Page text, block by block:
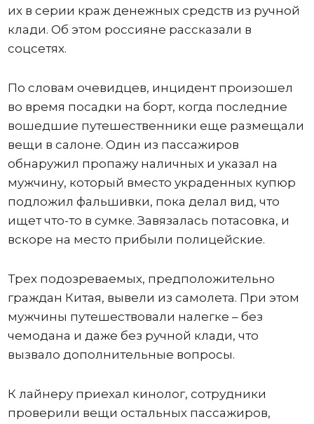
их в серии краж денежных средств из ручной
клади. Об этом россияне рассказали в
соцсетях.
По словам очевидцев, инцидент произошел
во время посадки на борт, когда последние
вошедшие путешественники еще размещали
вещи в салоне. Один из пассажиров
обнаружил пропажу наличных и указал на
мужчину, который вместо украденных купюр
подложил фальшивки, пока делал вид, что
ищет что-то в сумке. Завязалась потасовка, и
вскоре на место прибыли полицейские.
Трех подозреваемых, предположительно
граждан Китая, вывели из самолета. При этом
мужчины путешествовали налегке – без
чемодана и даже без ручной клади, что
вызвало дополнительные вопросы.
К лайнеру приехал кинолог, сотрудники
проверили вещи остальных пассажиров,